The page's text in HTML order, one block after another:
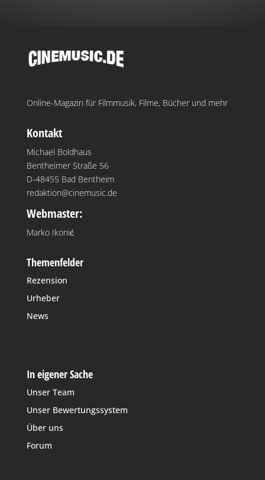
Online-Magazin für Filmmusik, Filme, Bücher und mehr
Kontakt
Michael Boldhaus
Bentheimer Straße 56
D-48455 Bad Bentheim
redaktion@cinemusic.de
Webmaster:
Marko Ikonić
Themenfelder
Rezension
Urheber
News
In eigener Sache
Unser Team
Unser Bewertungssystem
Über uns
Forum